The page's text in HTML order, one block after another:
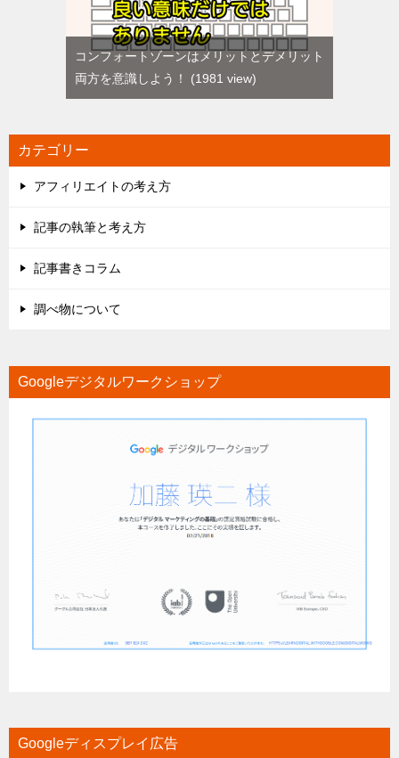
コンフォートゾーンはメリットとデメリット
両方を意識しよう！
1981 view
カテゴリー
アフィリエイトの考え方
記事の執筆と考え方
記事書きコラム
調べ物について
Googleデジタルワークショップ
Googleディスプレイ広告